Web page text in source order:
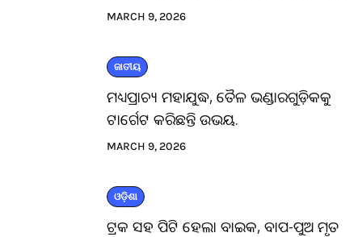
MARCH 9, 2026
ଜାତୀୟ
ମଧ୍ୟପ୍ରାଚ୍ୟ ମହାଯୁଦ୍ଧ, ତୈଳ ଭଣ୍ଡାରଗୁଡ଼ିକକୁ
ଟାର୍ଗେଟ କରିଛନ୍ତି ଉଭୟ.
MARCH 9, 2026
ଓଡ଼ିଶା
ଟ୍ରକ ସହ ପିଟି ହେଲା ବାଇକ, ବାପ-ପୁଅ ମୃତ